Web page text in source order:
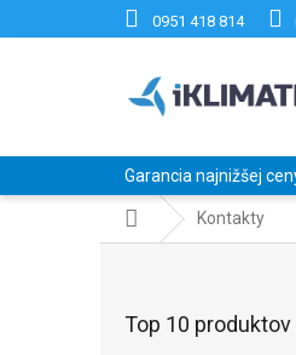
0951 418 814
Garancia najnižšej
DomovKontakty
Top 10 produktov